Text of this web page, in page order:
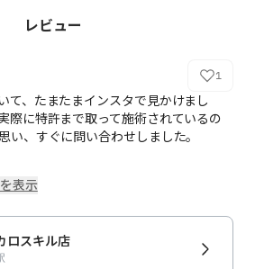
レビュー
1
て、たまたまインスタで見かけまし
際に特許まで取って施術されているの
い、すぐに問い合わせしました。
表示
ロスキル店